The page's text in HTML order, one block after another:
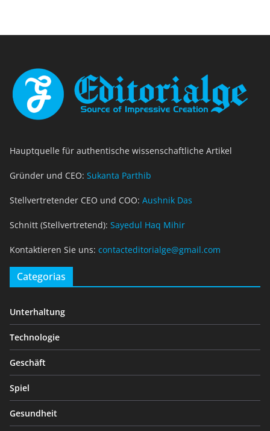
Hauptquelle für authentische wissenschaftliche Artikel
Gründer und CEO: Sukanta Parthib
Stellvertretender CEO und COO: Aushnik Das
Schnitt (Stellvertretend): Sayedul Haq Mihir
Kontaktieren Sie uns: contacteditorialge@gmail.com
Categorias
Unterhaltung
Technologie
Geschäft
Spiel
Gesundheit